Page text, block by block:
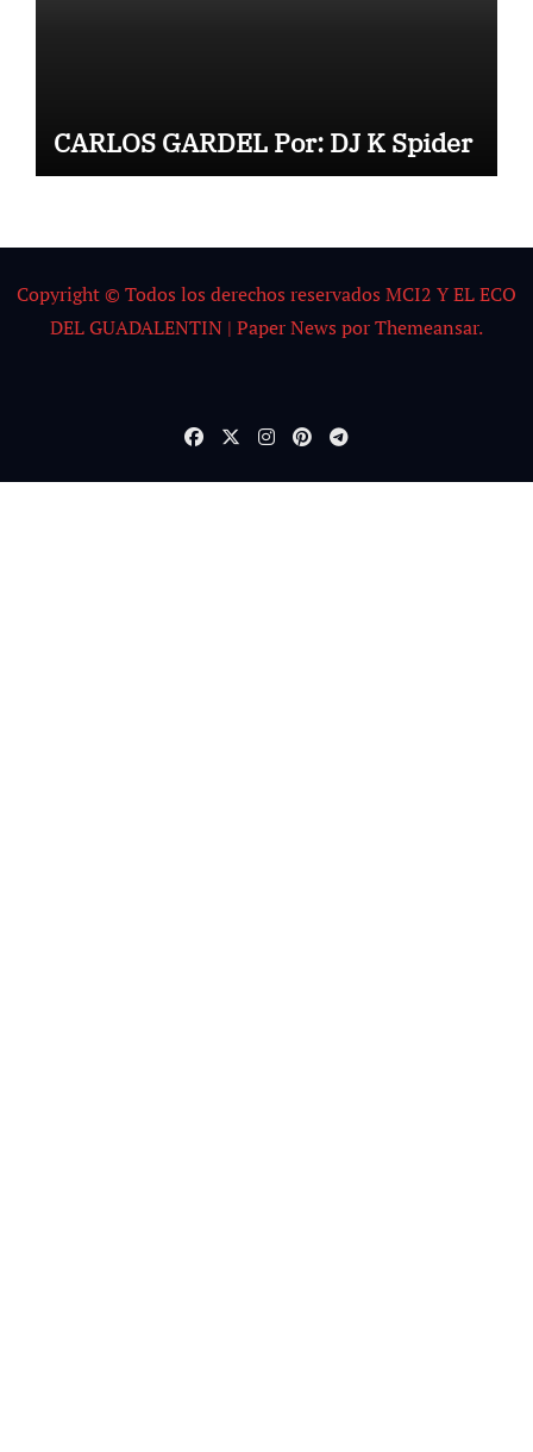
CARLOS GARDEL Por: DJ K Spider
Copyright © Todos los derechos reservados MCI2 Y EL ECO
DEL GUADALENTIN | Paper News porThemeansar.